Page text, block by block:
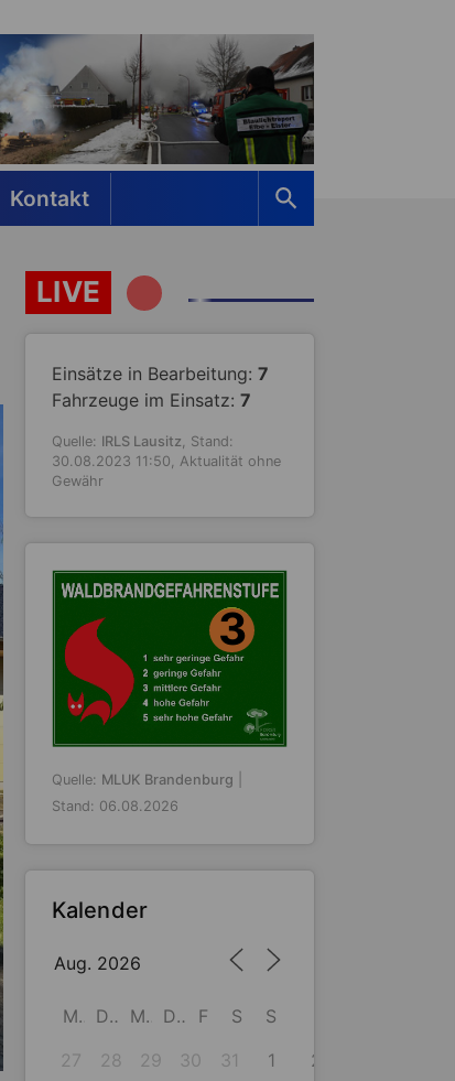
Kontakt
LIVE
Einsätze in Bearbeitung: 7
Fahrzeuge im Einsatz: 7
Quelle: IRLS Lausitz, Stand:
30.08.2023 11:50, Aktualität ohne
Gewähr
3
Quelle: MLUK Brandenburg
Stand: 06.08.2026
Kalender
Aug. 2026
M D M D F S
S
27
28 29 30 31 1
2